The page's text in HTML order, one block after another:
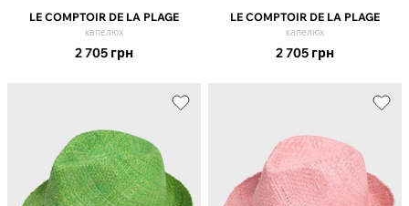
LE COMPTOIR DE LA PLAGE
капелюх
2 705 грн
LE COMPTOIR DE LA PLAGE
капелюх
2 705 грн